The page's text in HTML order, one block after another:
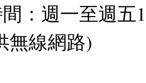
：週一至週五
無線網路)